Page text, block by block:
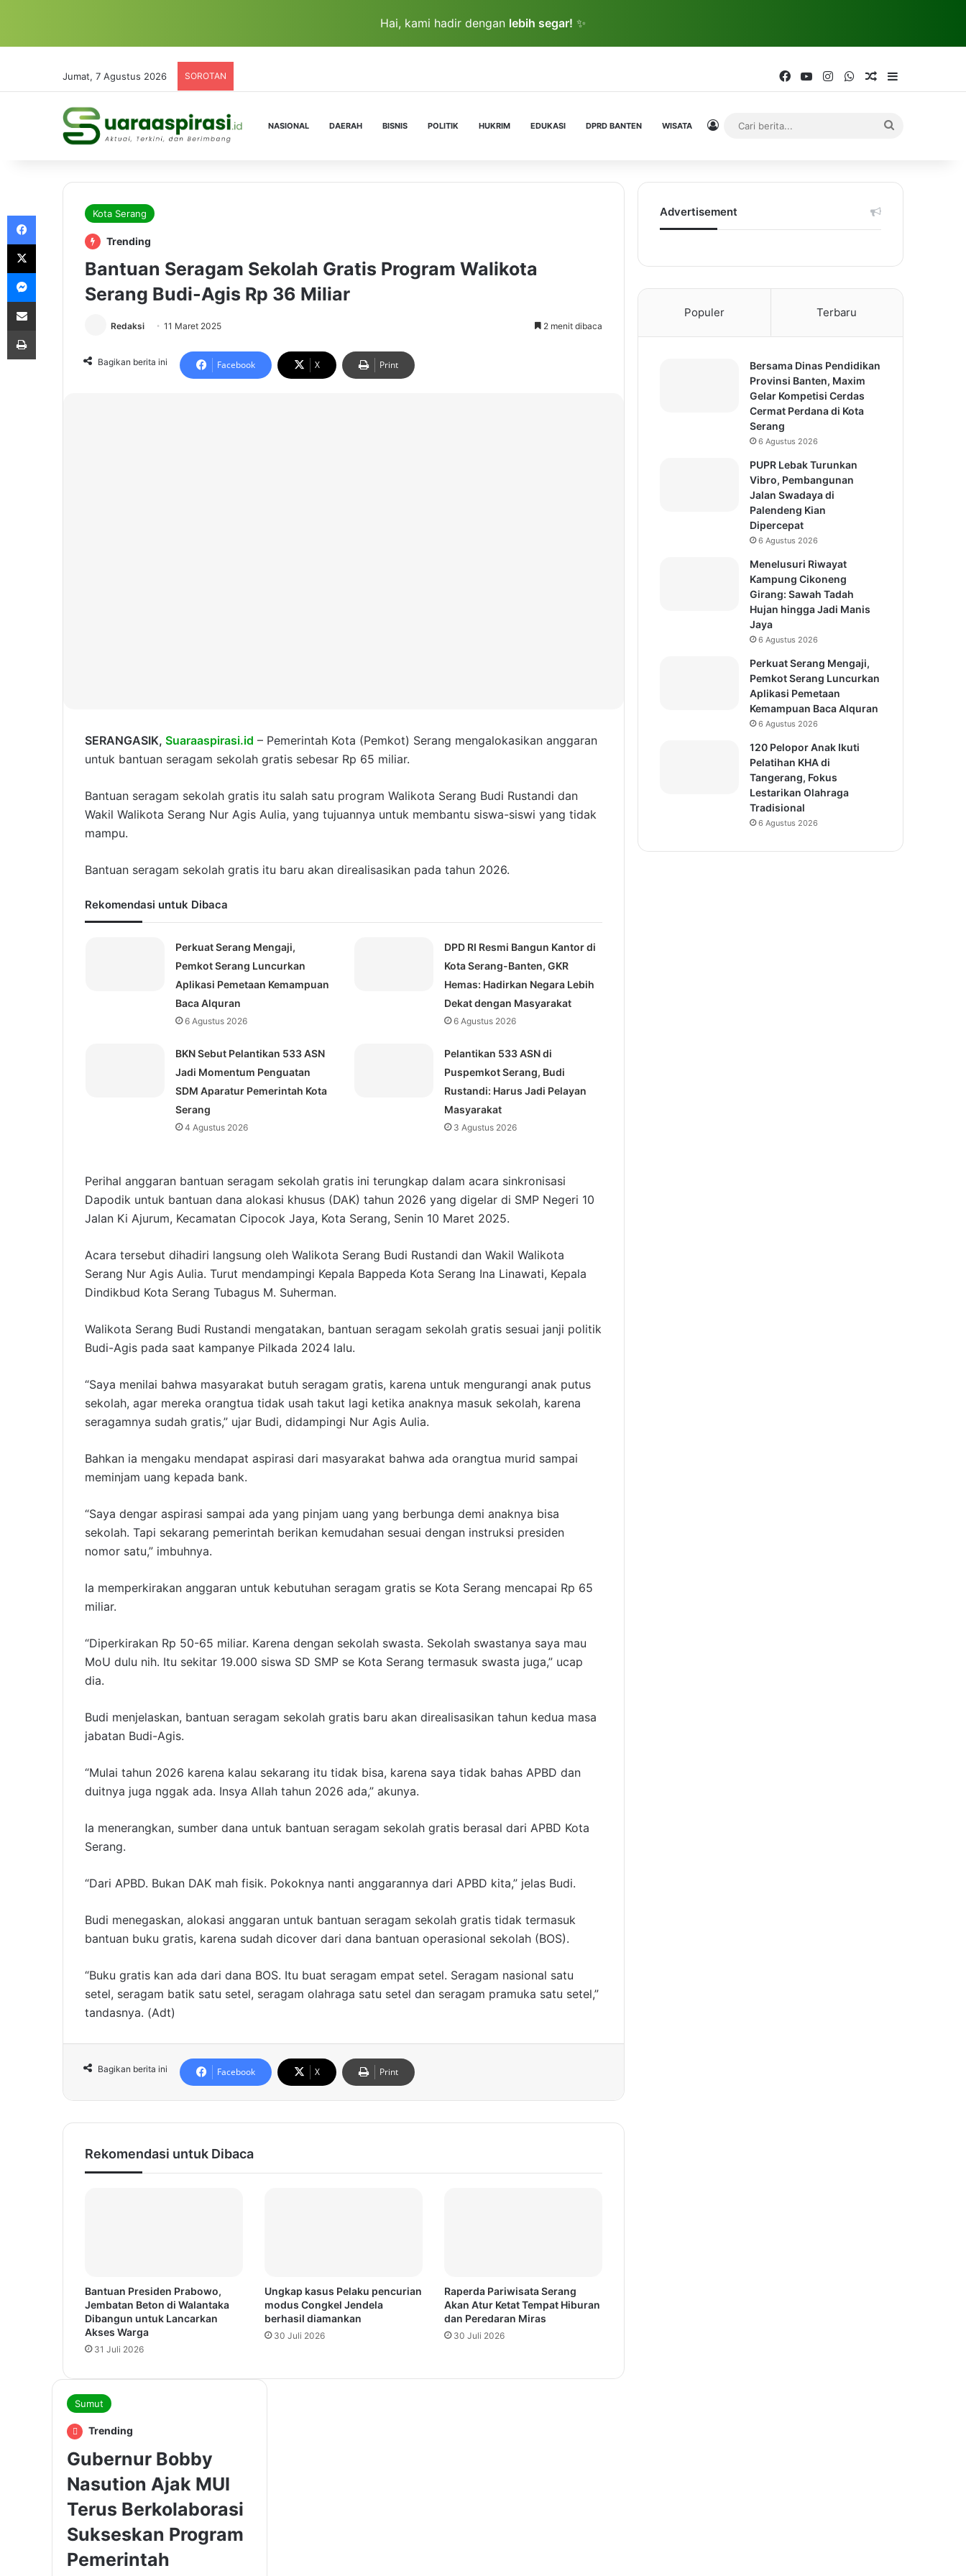
Hai, kami hadir dengan lebih segar! ✨
Jumat, 7 Agustus 2026 SOROTAN FacebookYouTubeInstagramWhatsAppRandom Article
NASIONAL DAERAH BISNIS POLITIK HUKRIM EDUKASI DPRD BANTEN WISATA Log In
Kota Serang
Trending
Bantuan Seragam Sekolah Gratis Program Walikota
Serang Budi-Agis Rp 36 Miliar
Redaksi 11 Maret 2025 2 menit dibaca
Bagikan berita ini Facebook X Print
SERANGASIK, Suaraaspirasi.id – Pemerintah Kota (Pemkot) Serang mengalokasikan anggaran
untuk bantuan seragam sekolah gratis sebesar Rp 65 miliar.
Bantuan seragam sekolah gratis itu salah satu program Walikota Serang Budi Rustandi dan
Wakil Walikota Serang Nur Agis Aulia, yang tujuannya untuk membantu siswa-siswi yang tidak
mampu.
Bantuan seragam sekolah gratis itu baru akan direalisasikan pada tahun 2026.
Rekomendasi untuk Dibaca
Perkuat Serang Mengaji,
Pemkot Serang Luncurkan
Aplikasi Pemetaan Kemampuan
Baca Alquran
6 Agustus 2026
DPD RI Resmi Bangun Kantor di
Kota Serang-Banten, GKR
Hemas: Hadirkan Negara Lebih
Dekat dengan Masyarakat
6 Agustus 2026
BKN Sebut Pelantikan 533 ASN
Jadi Momentum Penguatan
SDM Aparatur Pemerintah Kota
Serang
4 Agustus 2026
Pelantikan 533 ASN di
Puspemkot Serang, Budi
Rustandi: Harus Jadi Pelayan
Masyarakat
3 Agustus 2026
Perihal anggaran bantuan seragam sekolah gratis ini terungkap dalam acara sinkronisasi
Dapodik untuk bantuan dana alokasi khusus (DAK) tahun 2026 yang digelar di SMP Negeri 10
Jalan Ki Ajurum, Kecamatan Cipocok Jaya, Kota Serang, Senin 10 Maret 2025.
Acara tersebut dihadiri langsung oleh Walikota Serang Budi Rustandi dan Wakil Walikota
Serang Nur Agis Aulia. Turut mendampingi Kepala Bappeda Kota Serang Ina Linawati, Kepala
Dindikbud Kota Serang Tubagus M. Suherman.
Walikota Serang Budi Rustandi mengatakan, bantuan seragam sekolah gratis sesuai janji politik
Budi-Agis pada saat kampanye Pilkada 2024 lalu.
“Saya menilai bahwa masyarakat butuh seragam gratis, karena untuk mengurangi anak putus
sekolah, agar mereka orangtua tidak usah takut lagi ketika anaknya masuk sekolah, karena
seragamnya sudah gratis,” ujar Budi, didampingi Nur Agis Aulia.
Bahkan ia mengaku mendapat aspirasi dari masyarakat bahwa ada orangtua murid sampai
meminjam uang kepada bank.
“Saya dengar aspirasi sampai ada yang pinjam uang yang berbunga demi anaknya bisa
sekolah. Tapi sekarang pemerintah berikan kemudahan sesuai dengan instruksi presiden
nomor satu,” imbuhnya.
Ia memperkirakan anggaran untuk kebutuhan seragam gratis se Kota Serang mencapai Rp 65
miliar.
“Diperkirakan Rp 50-65 miliar. Karena dengan sekolah swasta. Sekolah swastanya saya mau
MoU dulu nih. Itu sekitar 19.000 siswa SD SMP se Kota Serang termasuk swasta juga,” ucap
dia.
Budi menjelaskan, bantuan seragam sekolah gratis baru akan direalisasikan tahun kedua masa
jabatan Budi-Agis.
“Mulai tahun 2026 karena kalau sekarang itu tidak bisa, karena saya tidak bahas APBD dan
duitnya juga nggak ada. Insya Allah tahun 2026 ada,” akunya.
Ia menerangkan, sumber dana untuk bantuan seragam sekolah gratis berasal dari APBD Kota
Serang.
“Dari APBD. Bukan DAK mah fisik. Pokoknya nanti anggarannya dari APBD kita,” jelas Budi.
Budi menegaskan, alokasi anggaran untuk bantuan seragam sekolah gratis tidak termasuk
bantuan buku gratis, karena sudah dicover dari dana bantuan operasional sekolah (BOS).
“Buku gratis kan ada dari dana BOS. Itu buat seragam empat setel. Seragam nasional satu
setel, seragam batik satu setel, seragam olahraga satu setel dan seragam pramuka satu setel,”
tandasnya. (Adt)
Bagikan berita ini Facebook X Print
Rekomendasi untuk Dibaca
Bantuan Presiden Prabowo,
Jembatan Beton di Walantaka
Dibangun untuk Lancarkan
Akses Warga
31 Juli 2026
Ungkap kasus Pelaku pencurian
modus Congkel Jendela
berhasil diamankan
30 Juli 2026
Raperda Pariwisata Serang
Akan Atur Ketat Tempat Hiburan
dan Peredaran Miras
30 Juli 2026
Advertisement
Populer Terbaru
Bersama Dinas Pendidikan
Provinsi Banten, Maxim
Gelar Kompetisi Cerdas
Cermat Perdana di Kota
Serang
6 Agustus 2026
PUPR Lebak Turunkan
Vibro, Pembangunan
Jalan Swadaya di
Palendeng Kian
Dipercepat
6 Agustus 2026
Menelusuri Riwayat
Kampung Cikoneng
Girang: Sawah Tadah
Hujan hingga Jadi Manis
Jaya
6 Agustus 2026
Perkuat Serang Mengaji,
Pemkot Serang Luncurkan
Aplikasi Pemetaan
Kemampuan Baca Alquran
6 Agustus 2026
120 Pelopor Anak Ikuti
Pelatihan KHA di
Tangerang, Fokus
Lestarikan Olahraga
Tradisional
6 Agustus 2026
Messenger